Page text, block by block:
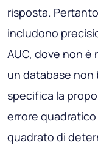
risposta.
includono
AUC, dove non è
un database non
specifica la
errore
quadrato di